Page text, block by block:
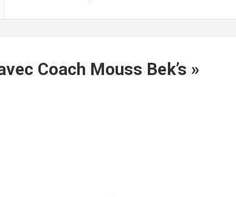
Coach Mouss Bek’s »